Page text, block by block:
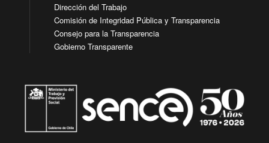
Dirección del Trabajo
Comisión de Integridad Pública y Transparencia
Consejo para la Transparencia
Gobierno Transparente